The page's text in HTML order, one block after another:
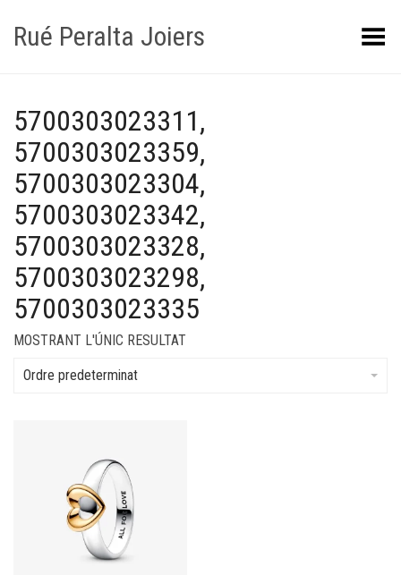
Rué Peralta Joiers Obrir/tancar el menú
5700303023311,
5700303023359,
5700303023304,
5700303023342,
5700303023328,
5700303023298,
5700303023335
MOSTRANT L'ÚNIC RESULTAT
Ordre predeterminat